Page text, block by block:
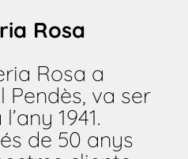
Rosa
Rosa a
va ser
1941.
de 50 anys